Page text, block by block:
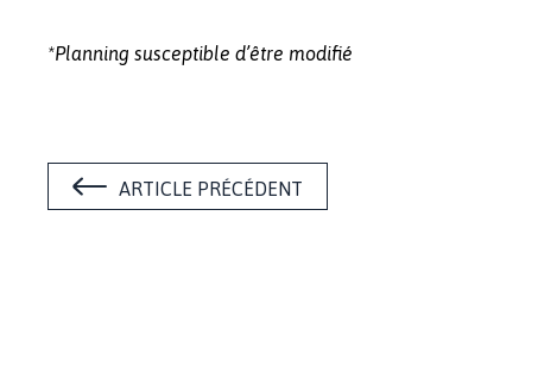
*Planning susceptible d’être modifié
ARTICLE PRÉCÉDENT